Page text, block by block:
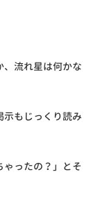
、流れ星は何かな
もじっくり読み
ゃったの？」とそ